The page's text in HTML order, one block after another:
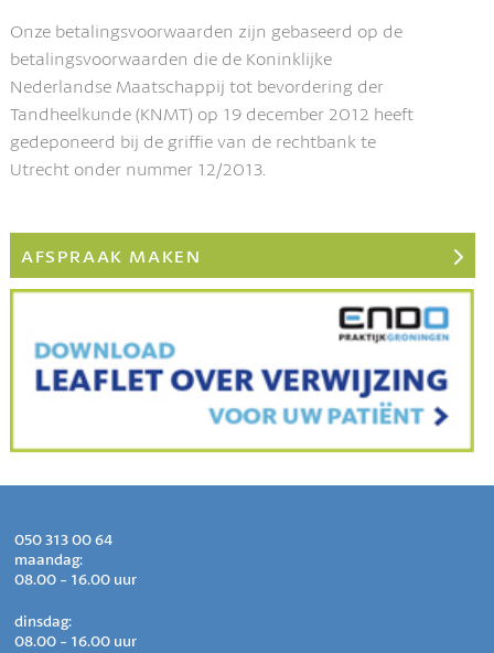
Onze betalingsvoorwaarden zijn gebaseerd op de
betalingsvoorwaarden die de Koninklijke
Nederlandse Maatschappij tot bevordering der
Tandheelkunde (KNMT) op 19 december 2012 heeft
gedeponeerd bij de griffie van de rechtbank te
Utrecht onder nummer 12/2013.
AFSPRAAK MAKEN
050 313 00 64
maandag:
08.00 - 16.00 uur
dinsdag:
08.00 - 16.00 uur